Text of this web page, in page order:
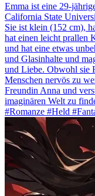
Emma ist eine 29-
California State
Sie ist klein (152 cm),
hat einen leicht prallen
und hat eine etwas
und Glasinhalte und
und Liebe. Obwohl sie
Menschen nervös zu
Freundin Anna und
imaginären Welt zu
#Romanze #Held